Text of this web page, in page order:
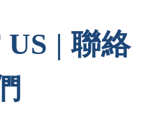
US |聯絡